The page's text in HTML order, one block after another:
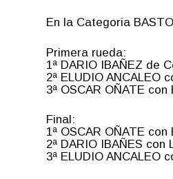
En la Categoria
Primera rueda:
1ª DARIO IBAÑEZ de
2ª ELUDIO ANCALEO
3ª OSCAR OÑATE
Final:
1ª OSCAR OÑATE
2ª DARIO IBAÑES
3ª ELUDIO ANCALEO